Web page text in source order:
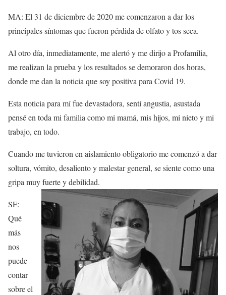
MA: El 31 de diciembre de 2020 me comenzaron a dar los
principales síntomas que fueron pérdida de olfato y tos seca.
Al otro día, inmediatamente, me alertó y me dirijo a Profamilia,
me realizan la prueba y los resultados se demoraron dos horas,
donde me dan la noticia que soy positiva para Covid 19.
Esta noticia para mí fue devastadora, sentí angustia, asustada
pensé en toda mi familia como mi mamá, mis hijos, mi nieto y mi
trabajo, en todo.
Cuando me tuvieron en aislamiento obligatorio me comenzó a dar
soltura, vómito, desaliento y malestar general, se siente como una
gripa muy fuerte y debilidad.
SF:
Qué
más
nos
puede
contar
sobre el